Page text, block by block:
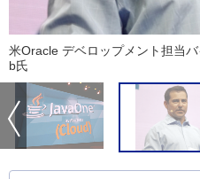
米Oracle デベロップメント担当
b氏